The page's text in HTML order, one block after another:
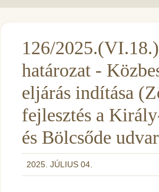
126/
határozat -
eljárás indítása
fejlesztés a
és Bölcsőde
2025. JÚLIUS 04.